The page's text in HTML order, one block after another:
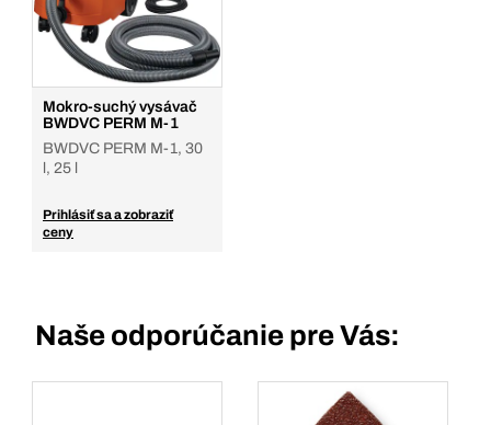
Mokro-suchý vysávač
BWDVC PERM M-1
BWDVC PERM M-1, 30
l, 25 l
Prihlásiť sa a zobraziť
ceny
Naše odporúčanie pre Vás: